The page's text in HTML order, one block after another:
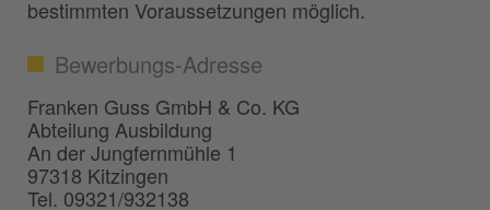
bestimmten Voraussetzungen möglich.
Bewerbungs-Adresse
Franken Guss GmbH & Co. KG
Abteilung Ausbildung
An der Jungfernmühle 1
97318 Kitzingen
Tel. 09321/932138